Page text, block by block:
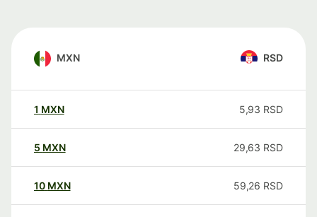
MXN RSD
1 MXN 5,93 RSD
5 MXN 29,63 RSD
10 MXN 59,26 RSD